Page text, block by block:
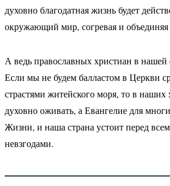
духовно благодатная жизнь будет
окружающий мир, согревая и объединяя
А ведь православных христиан в
Если мы не будем балластом в Церкви
страстями житейского моря, то в наших
духовно оживать, а Евангелие для
Жизни, и наша страна устоит перед
невзгодами.